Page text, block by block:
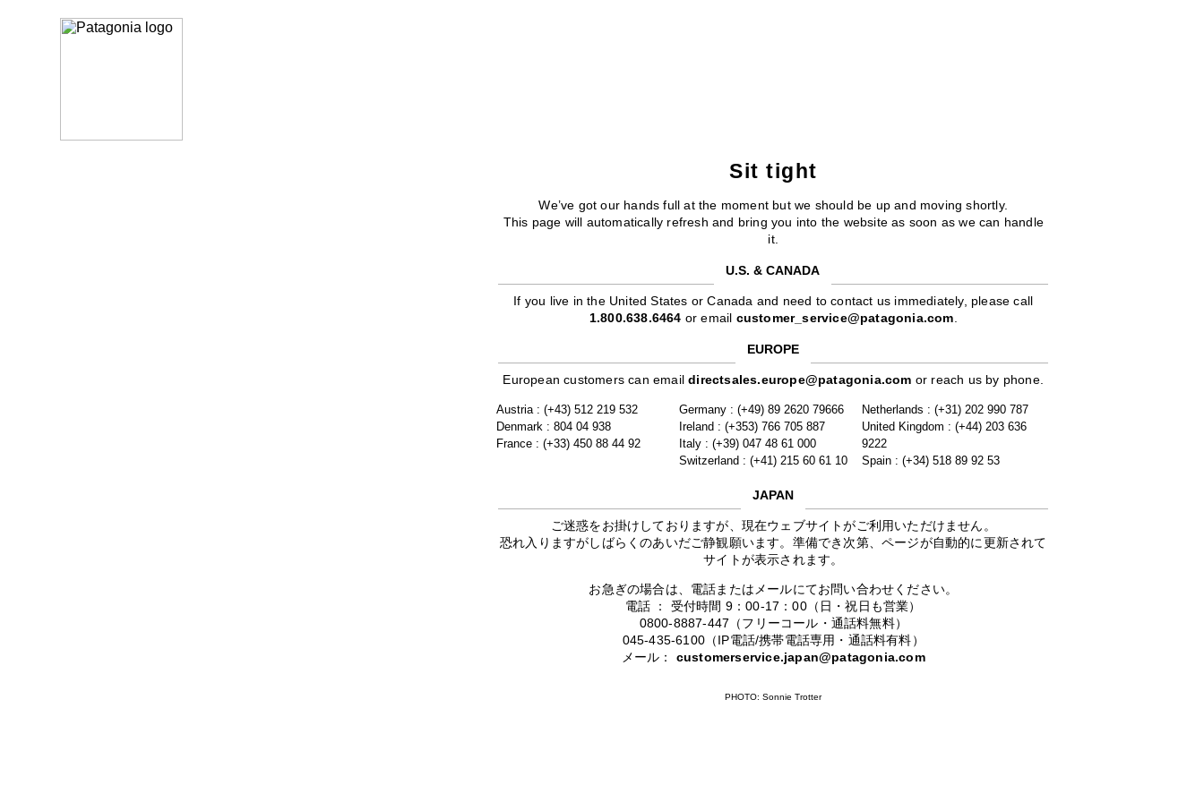
Sit tight
We’ve got our hands full at the moment but we should be up and moving shortly.
This page will automatically refresh and bring you into the website as soon as we can handle
it.
U.S. & CANADA
If you live in the United States or Canada and need to contact us immediately, please call
1.800.638.6464 or email customer_service@patagonia.com.
EUROPE
European customers can emaildirectsales.europe@patagonia.com or reach us by phone.
Austria : (+43) 512 219 532
Denmark : 804 04 938
France : (+33) 450 88 44 92
Germany : (+49) 89 2620 79666
Ireland : (+353) 766 705 887
Italy : (+39) 047 48 61 000
Switzerland : (+41) 215 60 61 10
Netherlands : (+31) 202 990 787
United Kingdom : (+44) 203 636
9222
Spain : (+34) 518 89 92 53
JAPAN
ご迷惑をお掛けしておりますが、現在ウェブサイトがご利用いただけません。
恐れ入りますがしばらくのあいだご静観願います。準備でき次第、ページが自動的に更新されて
サイトが表示されます。
お急ぎの場合は、電話またはメールにてお問い合わせください。
電話 ： 受付時間 9：00-17：00（日・祝日も営業）
0800-8887-447（フリーコール・通話料無料）
045-435-6100（IP電話/携帯電話専用・通話料有料）
メール： customerservice.japan@patagonia.com
PHOTO: Sonnie Trotter